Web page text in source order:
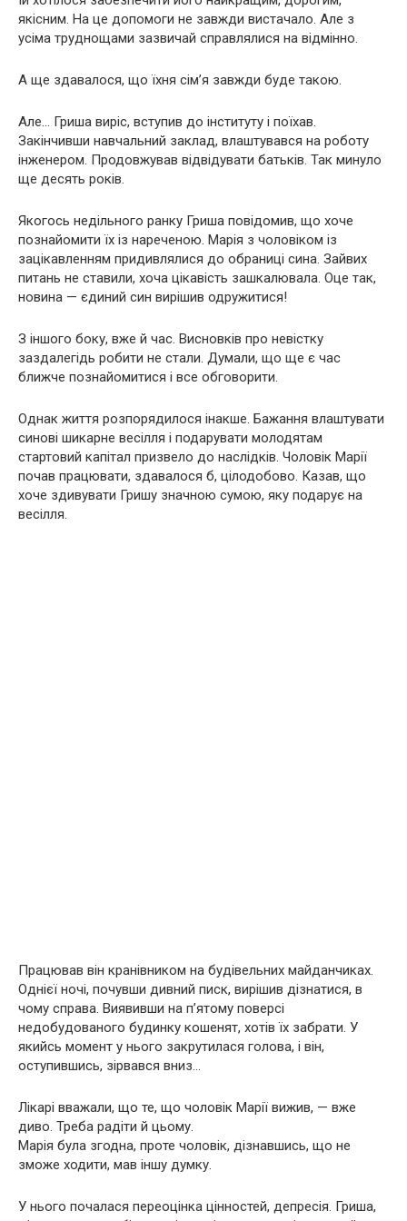
якісним. На це допомоги не завжди вистачало. Але з
усіма труднощами зазвичай справлялися на відмінно.
А ще здавалося, що їхня сім’я завжди буде такою.
Але… Гриша виріс, вступив до інституту і поїхав.
Закінчивши навчальний заклад, влаштувався на роботу
інженером. Продовжував відвідувати батьків. Так минуло
ще десять років.
Якогось недільного ранку Гриша повідомив, що хоче
познайомити їх із нареченою. Марія з чоловіком із
зацікавленням придивлялися до обраниці сина. Зайвих
питань не ставили, хоча цікавість зашкалювала. Оце так,
новина — єдиний син вирішив одружитися!
З іншого боку, вже й час. Висновків про невістку
заздалегідь робити не стали. Думали, що ще є час
ближче познайомитися і все обговорити.
Однак життя розпорядилося інакше. Бажання влаштувати
синові шикарне весілля і подарувати молодятам
стартовий капітал призвело до наслідків. Чоловік Марії
почав працювати, здавалося б, цілодобово. Казав, що
хоче здивувати Гришу значною сумою, яку подарує на
весілля.
Працював він кранівником на будівельних майданчиках.
Однієї ночі, почувши дивний писк, вирішив дізнатися, в
чому справа. Виявивши на п’ятому поверсі
недобудованого будинку кошенят, хотів їх забрати. У
якийсь момент у нього закрутилася голова, і він,
оступившись, зірвався вниз…
Лікарі вважали, що те, що чоловік Марії вижив, — вже
диво. Треба радіти й цьому.
Марія була згодна, проте чоловік, дізнавшись, що не
зможе ходити, мав іншу думку.
У нього почалася переоцінка цінностей, депресія. Гриша,